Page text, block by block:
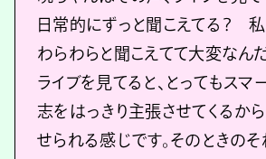
日常的にずっと聞こえてる？ 私
わらわらと聞こえてて大変なん
ライブを見てると、とってもス
志をはっきり主張させてくるか
せられる感じです。そのときのそ